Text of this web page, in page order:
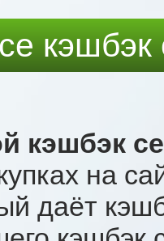
кэшбэк
на
даёт